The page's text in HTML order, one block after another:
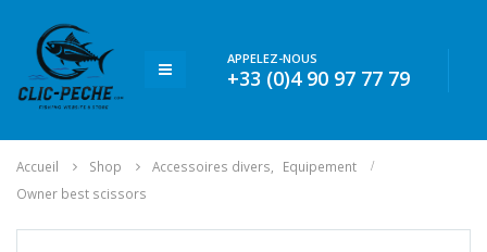
APPELEZ-NOUS
+33 (0)4 90 97 77 79
Accueil Shop Accessoires divers
Equipement
Owner best scissors